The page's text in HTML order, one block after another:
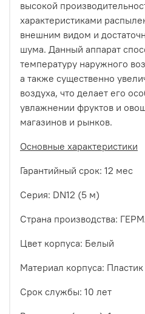
высокой
характеристиками
внешним видом и
шума. Данный аппарат
температуру наружного
а также существенно
воздуха, что делает его
увлажнении фруктов и
магазинов и рынков.
Основные характеристики
Гарантийный срок: 12 мес
Серия: DN12 (5 м)
Страна производства:
Цвет корпуса: Белый
Материал корпуса: Пластик
Срок службы: 10 лет